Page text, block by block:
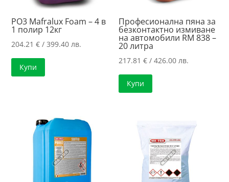
PO3 Mafralux Foam – 4 в
1 полир 12кг
204.21€ / 399.40 лв.
Купи
Професионална пяна за
безконтактно измиване
на автомобили RM 838 –
20 литра
217.81€ / 426.00 лв.
Купи